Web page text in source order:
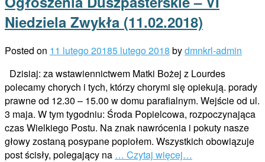
Niedziela Zwykła (11.02.2018)
Posted on 11 lutego 20185 lutego 2018 bydmnkrl-admin
Dzisiaj: za wstawiennictwem Matki Bożej z Lourdes
polecamy chorych i tych, którzy chorymi się opiekują. porady
prawne od 12.30 – 15.00 w domu parafialnym. Wejście od ul.
3 maja. W tym tygodniu: Środa Popielcowa, rozpoczynająca
czas Wielkiego Postu. Na znak nawrócenia i pokuty nasze
głowy zostaną posypane popiołem. Wszystkich obowiązuje
post ścisły, polegający na … Czytaj więcej…